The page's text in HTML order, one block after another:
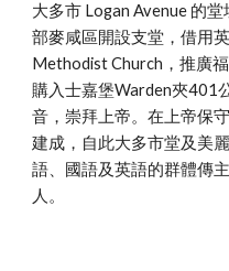
大多市 Logan Avenue 的
部麥咸區開設支堂，借用
Methodist Church，推廣
購入士嘉堡Warden夾401
音，崇拜上帝。在上帝保
建成，自此大多市堂及美
語、國語及英語的群體傳
人。